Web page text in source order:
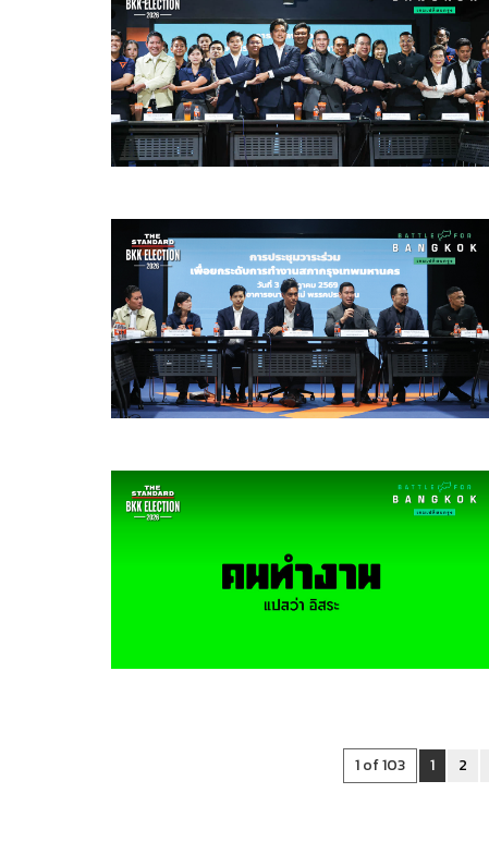
1 of 103 1 2